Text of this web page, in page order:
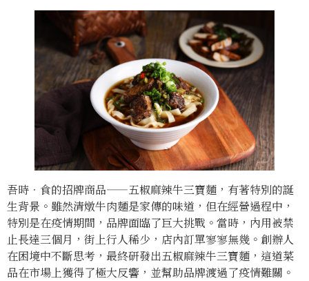
吾時．食的招牌商品——五椒麻辣牛三寶麵，有著特別的誕
生背景。雖然清燉牛肉麵是家傳的味道，但在經營過程中，
特別是在疫情期間，品牌面臨了巨大挑戰。當時，內用被禁
止長達三個月，街上行人稀少，店內訂單寥寥無幾。創辦人
在困境中不斷思考，最終研發出五椒麻辣牛三寶麵，這道菜
品在市場上獲得了極大反響，並幫助品牌渡過了疫情難關。